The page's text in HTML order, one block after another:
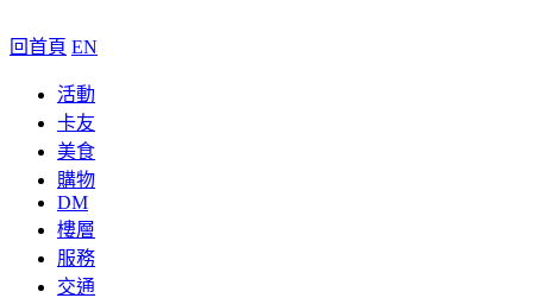
回首頁 EN
活動
卡友
美食
購物
DM
樓層
服務
交通